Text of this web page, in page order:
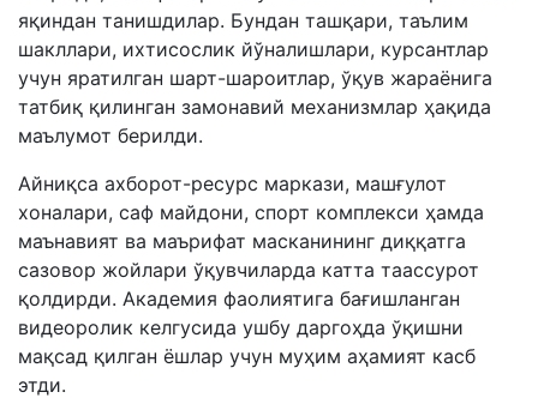
яқиндан танишдилар. Бундан ташқари, таълим
шакллари, ихтисослик йўналишлари, курсантлар
учун яратилган шарт-шароитлар, ўқув жараёнига
татбиқ қилинган замонавий механизмлар ҳақида
маълумот берилди.
Айниқса ахборот-ресурс маркази, машғулот
хоналари, саф майдони, спорт комплекси ҳамда
маънавият ва маърифат масканининг диққатга
сазовор жойлари ўқувчиларда катта таассурот
қолдирди. Академия фаолиятига бағишланган
видеоролик келгусида ушбу даргоҳда ўқишни
мақсад қилган ёшлар учун муҳим аҳамият касб
этди.